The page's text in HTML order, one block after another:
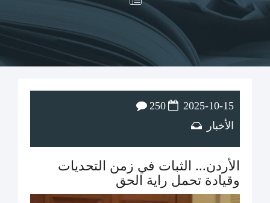
2025-10-15
الأخبار
250
الأردن... الثبات في زمن التحديات
وقيادة تحمل راية الحق